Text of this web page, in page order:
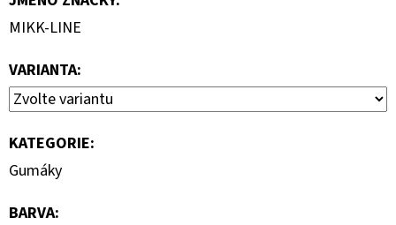
MIKK-LINE
VARIANTA:
KATEGORIE:
Gumáky
BARVA: